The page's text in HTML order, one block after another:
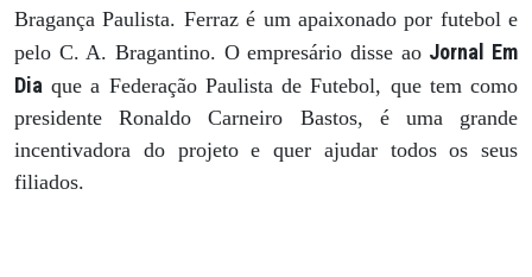
Bragança Paulista. Ferraz é um apaixonado por futebol e
pelo C. A. Bragantino. O empresário disse ao Jornal Em
Dia que a Federação Paulista de Futebol, que tem como
presidente Ronaldo Carneiro Bastos, é uma grande
incentivadora do projeto e quer ajudar todos os seus
filiados.